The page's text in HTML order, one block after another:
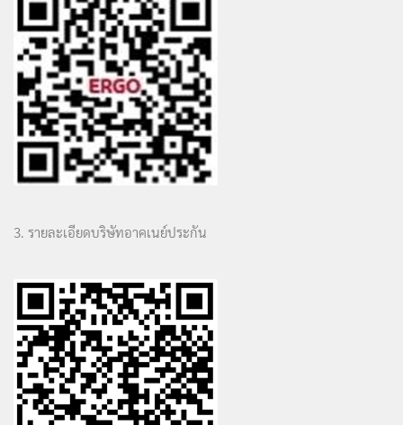
3. รายละเอียดบริษัทอาคเนย์ประกัน